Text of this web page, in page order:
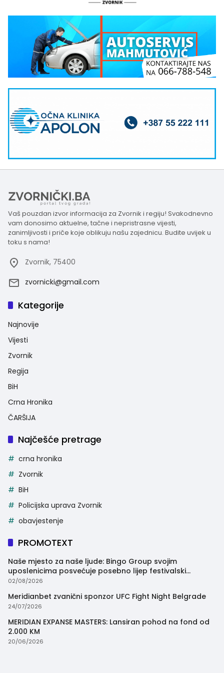
Vaš pouzdan izvor informacija za Zvornik i regiju! Svakodnevno
vam donosimo aktuelne, tačne i nepristrasne vijesti,
zanimljivosti i priče koje oblikuju našu zajednicu. Budite uvijek u
toku s nama!
Zvornik, 75400
zvornicki@gmail.com
Kategorije
Najnovije
Vijesti
Zvornik
Regija
BiH
Crna Hronika
ČARŠIJA
Najčešće pretrage
crna hronika
Zvornik
BiH
Policijska uprava Zvornik
obavjestenje
PROMOTEXT
Naše mjesto za naše ljude: Bingo Group svojim
uposlenicima posvećuje posebno lijep festivalski
trenutak
02/08/2026
Meridianbet zvanični sponzor UFC Fight Night Belgrade
24/07/2026
MERIDIAN EXPANSE MASTERS: Lansiran pohod na fond od
2.000 KM
20/06/2026